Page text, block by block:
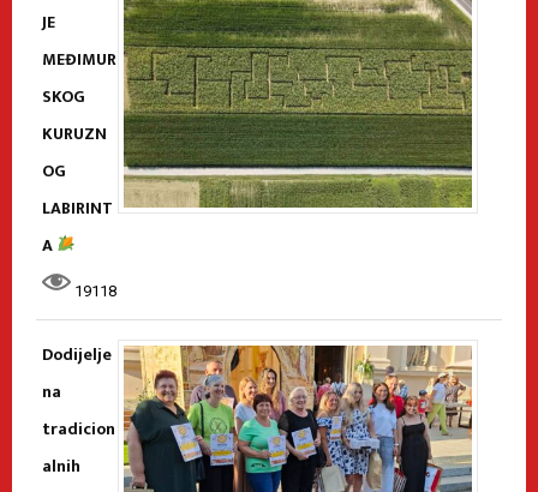
JE
MEĐIMUR
SKOG
KURUZN
OG
LABIRINT
A
19118
Dodijelje
na
tradicion
alnih